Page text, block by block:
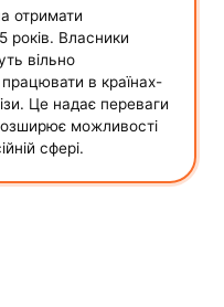
отримати
років. Власники
вільно
в країнах-
Це надає переваги
можливості
сфері.